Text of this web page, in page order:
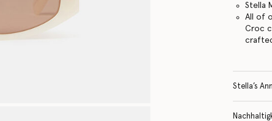
Stella
All of
Croc
Stella’s